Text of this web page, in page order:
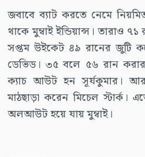
জবাবে ব্যাট করতে নেমে
থাকে মুম্বাই ইন্ডিয়ান্স। তারাও
সপ্তম উইকেট ৪৯ রানের জুটি
ডেভিড। ৩৫ বলে ৫৬ রান
ক্যাচ আউট হন সূর্যকুমার।
মাঠছাড়া করেন মিচেল
অলআউট হয়ে যায় মুম্বাই।